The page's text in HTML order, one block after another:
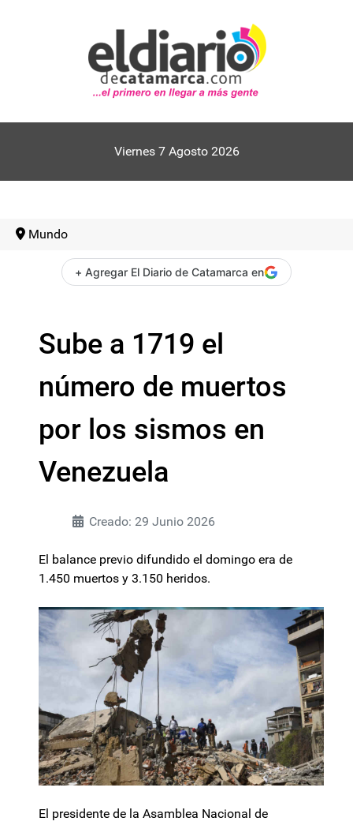
Viernes 7 Agosto 2026
Mundo
+ Agregar El Diario de Catamarca en
Sube a 1719 el
número de muertos
por los sismos en
Venezuela
Creado: 29 Junio 2026
El balance previo difundido el domingo era de
1.450 muertos y 3.150 heridos.
El presidente de la Asamblea Nacional de